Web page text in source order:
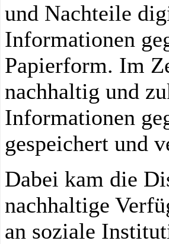
und Nachteile
Informationen
Papierform. Im
nachhaltig und
Informationen
gespeichert und
Dabei kam die
nachhaltige
an soziale